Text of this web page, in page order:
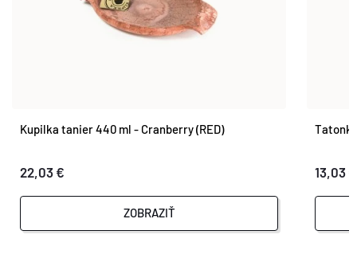
Kupilka tanier 440 ml - Cranberry (RED)
22,03 €
ZOBRAZIŤ
13,03 €